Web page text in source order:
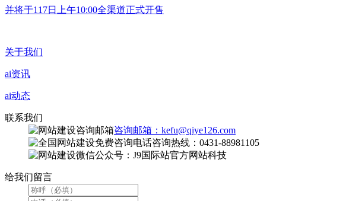
并将于117日上午10:00全渠道正式开售
关于我们
ai资讯
ai动态
联系我们
咨询邮箱：kefu@qiye126.com
咨询热线：0431-88981105
微信公众号：J9国际站官方网站科技
给我们留言